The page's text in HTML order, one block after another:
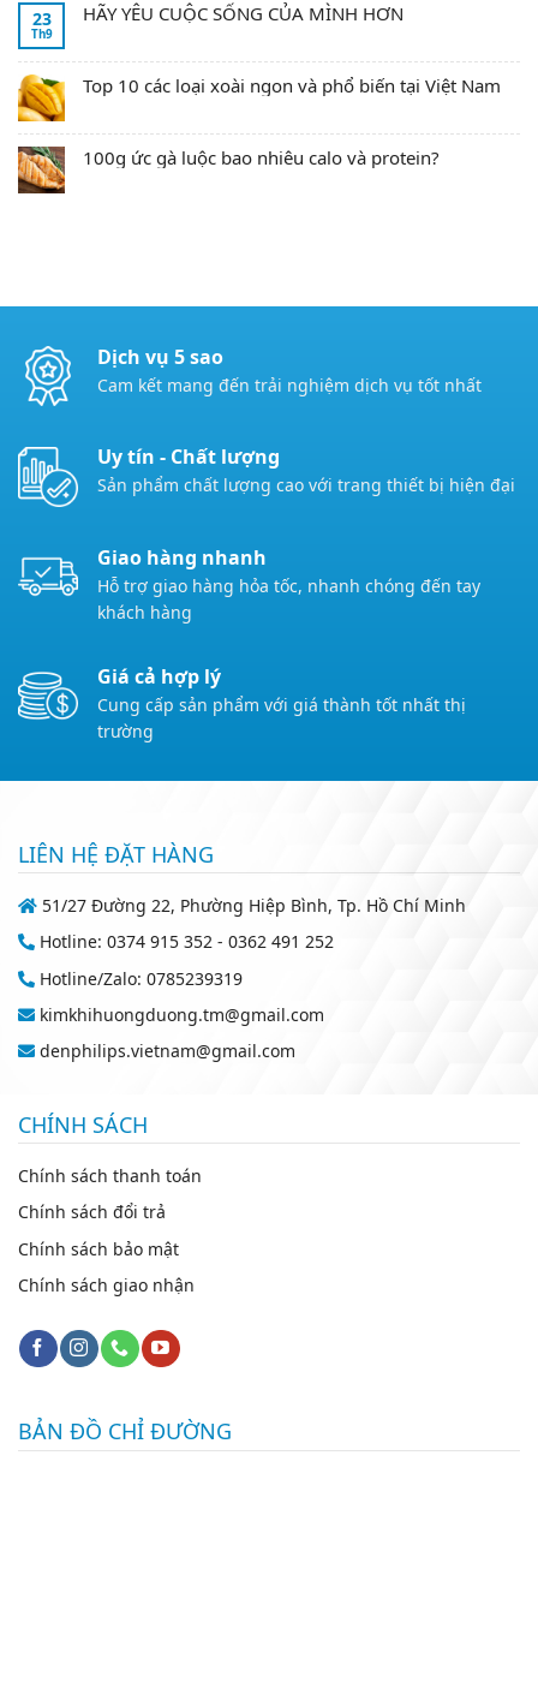
23
Th9
HÃY YÊU CUỘC SỐNG CỦA MÌNH HƠN
Top 10 các loại xoài ngon và phổ biến tại Việt Nam
100g ức gà luộc bao nhiêu calo và protein?
Dịch vụ 5 sao
Cam kết mang đến trải nghiệm dịch vụ tốt nhất
Uy tín - Chất lượng
Sản phẩm chất lượng cao với trang thiết bị hiện đại
Giao hàng nhanh
Hỗ trợ giao hàng hỏa tốc, nhanh chóng đến tay
khách hàng
Giá cả hợp lý
Cung cấp sản phẩm với giá thành tốt nhất thị
trường
LIÊN HỆ ĐẶT HÀNG
51/27 Đường 22, Phường Hiệp Bình, Tp. Hồ Chí Minh
Hotline: 0374 915 352 - 0362 491 252
Hotline/Zalo: 0785239319
kimkhihuongduong.tm@gmail.com
denphilips.vietnam@gmail.com
CHÍNH SÁCH
Chính sách thanh toán
Chính sách đổi trả
Chính sách bảo mật
Chính sách giao nhận
BẢN ĐỒ CHỈ ĐƯỜNG